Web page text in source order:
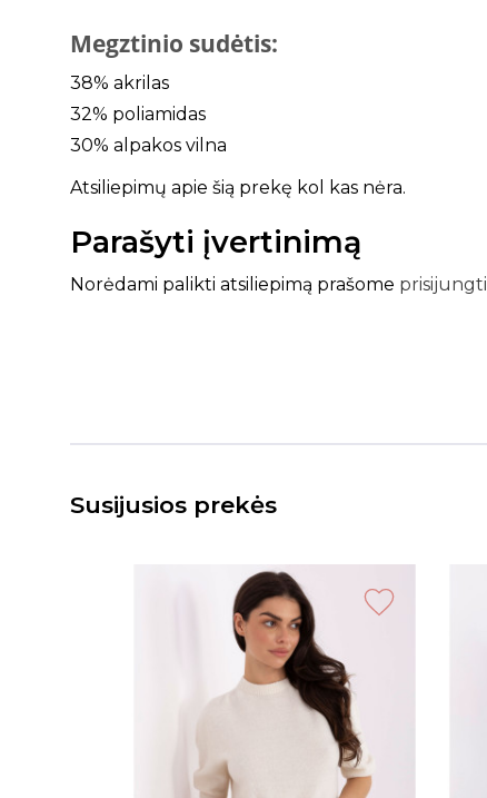
Megztinio sudėtis:
38% akrilas
32% poliamidas
30% alpakos vilna
Atsiliepimų apie šią prekę kol kas nėra.
Parašyti įvertinimą
Norėdami palikti atsiliepimą prašome prisijungti
Susijusios prekės